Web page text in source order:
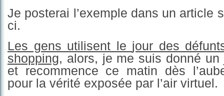
Je posterai l’exemple dans un article
ci.
Les gens utilisent le jour des
shopping, alors, je me suis donné
et recommence ce matin dès
pour la vérité exposée par l’air virtuel.